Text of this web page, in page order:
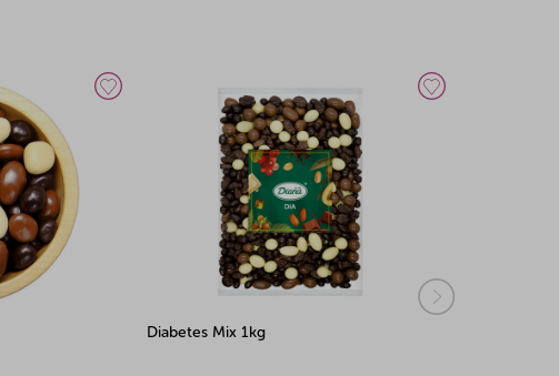
Diabetes Mix 2,5kg